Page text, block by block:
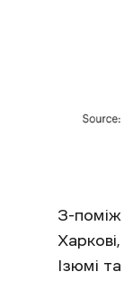
З-поміж
Ізюмі